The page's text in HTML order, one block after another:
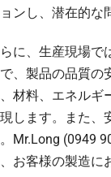
ンし、潜在的な
に、生産現場で
、製品の品質の
材料、エネルギ
します。また、
Mr.Long (0949
お客様の製造に